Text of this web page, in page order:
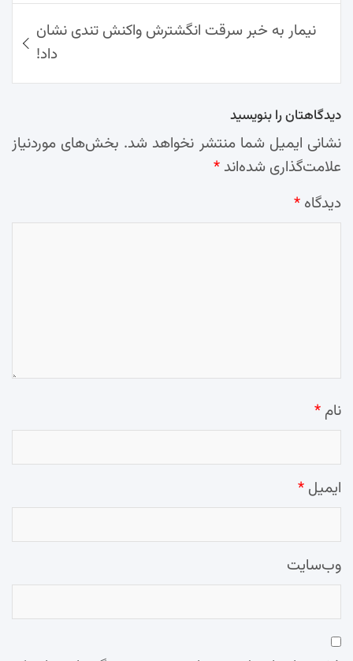
نیمار به خبر سرقت انگشترش واکنش تندی نشان
داد!
دیدگاهتان را بنویسید
نشانی ایمیل شما منتشر نخواهد شد. بخش‌های موردنیاز
علامت‌گذاری شده‌اند *
دیدگاه *
نام *
ایمیل *
وب‌سایت